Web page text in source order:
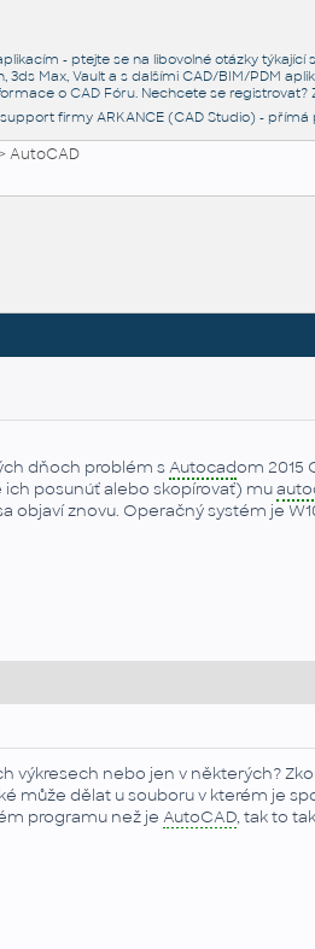
- ptejte se na libovolné otázky
3ds Max, Vault a s dalšími CAD/BIM/PDM
o CAD Fóru. Nechcete se registrovat?
firmy ARKANCE (CAD Studio) -
AutoCAD
dňoch problém sAutocadom 2015
posunúť alebo skopírovať) mu
objaví znovu. Operačný systém je
výkresech nebo jen v některých?
může dělat u souboru v kterém je
programu než je AutoCAD, tak to